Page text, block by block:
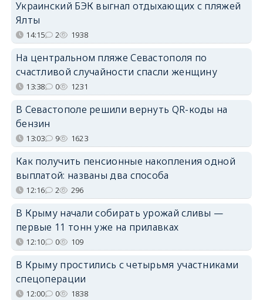
Украинский БЭК выгнал отдыхающих с пляжей
Ялты
14:15 2 1938
На центральном пляже Севастополя по
счастливой случайности спасли женщину
13:38 0 1231
В Севастополе решили вернуть QR-коды на
бензин
13:03 9 1623
Как получить пенсионные накопления одной
выплатой: названы два способа
12:16 2 296
В Крыму начали собирать урожай сливы —
первые 11 тонн уже на прилавках
12:10 0 109
В Крыму простились с четырьмя участниками
спецоперации
12:00 0 1838